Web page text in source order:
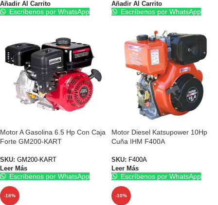
Añadir Al Carrito
Escríbenos por WhatsApp
Añadir Al Carrito
Escríbenos por WhatsApp
Motor A Gasolina 6.5 Hp Con Caja
Forte GM200-KART
SKU: GM200-KART
Leer Más
Escríbenos por WhatsApp
Motor Diesel Katsupower 10Hp
Cuña IHM F400A
SKU: F400A
Leer Más
Escríbenos por WhatsApp
-18% -10%